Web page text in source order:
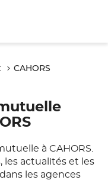
CAHORS
à CAHORS.
les actualités et les
les agences